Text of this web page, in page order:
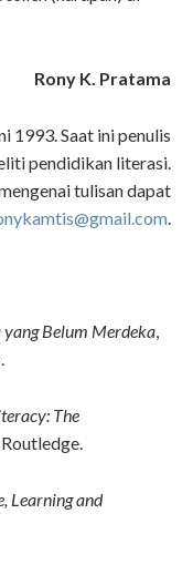
Rony K. Pratama
1993. Saat ini penulis
pendidikan literasi.
tulisan dapat
.
Belum Merdeka
The
Learning and